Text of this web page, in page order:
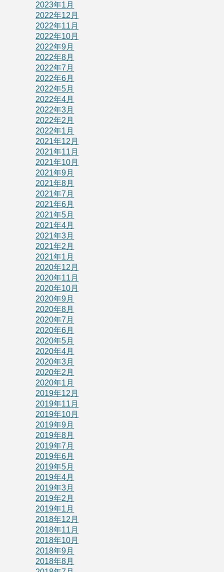
2023年1月
2022年12月
2022年11月
2022年10月
2022年9月
2022年8月
2022年7月
2022年6月
2022年5月
2022年4月
2022年3月
2022年2月
2022年1月
2021年12月
2021年11月
2021年10月
2021年9月
2021年8月
2021年7月
2021年6月
2021年5月
2021年4月
2021年3月
2021年2月
2021年1月
2020年12月
2020年11月
2020年10月
2020年9月
2020年8月
2020年7月
2020年6月
2020年5月
2020年4月
2020年3月
2020年2月
2020年1月
2019年12月
2019年11月
2019年10月
2019年9月
2019年8月
2019年7月
2019年6月
2019年5月
2019年4月
2019年3月
2019年2月
2019年1月
2018年12月
2018年11月
2018年10月
2018年9月
2018年8月